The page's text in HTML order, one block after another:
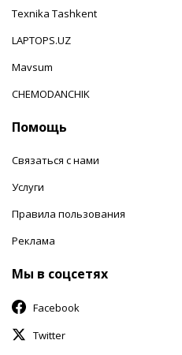
Texnika Tashkent
LAPTOPS.UZ
Mavsum
CHEMODANCHIK
Помощь
Связаться с нами
Услуги
Правила пользования
Реклама
Мы в соцсетях
Facebook
Twitter